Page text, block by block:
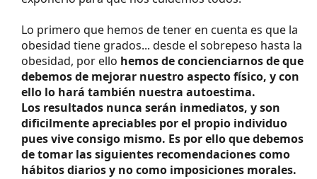
Lo primero que hemos de tener en cuenta es que la
obesidad tiene grados... desde el sobrepeso hasta la
obesidad, por ello hemos de concienciarnos de que
debemos de mejorar nuestro aspecto físico, y con
ello lo hará también nuestra autoestima.
Los resultados nunca serán inmediatos, y son
dificilmente apreciables por el propio individuo
pues vive consigo mismo. Es por ello que debemos
de tomar las siguientes recomendaciones como
hábitos diarios y no como imposiciones morales.